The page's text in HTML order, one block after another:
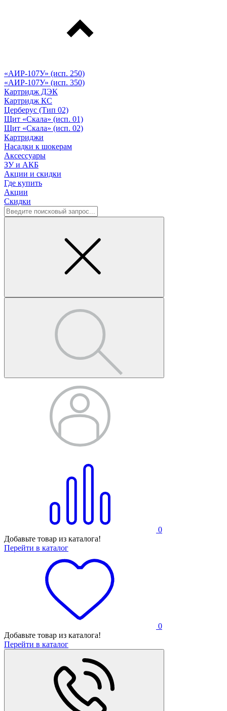
«АИР-107У» (исп. 250)
«АИР-107У» (исп. 350)
Картридж ДЭК
Картридж КС
Церберус (Тип 02)
Щит «Скала» (исп. 01)
Щит «Скала» (исп. 02)
Картриджи
Насадки к шокерам
Аксессуары
ЗУ и АКБ
Акции и скидки
Где купить
Акции
Скидки
0
Добавьте товар из каталога!
Перейти в каталог
0
Добавьте товар из каталога!
Перейти в каталог